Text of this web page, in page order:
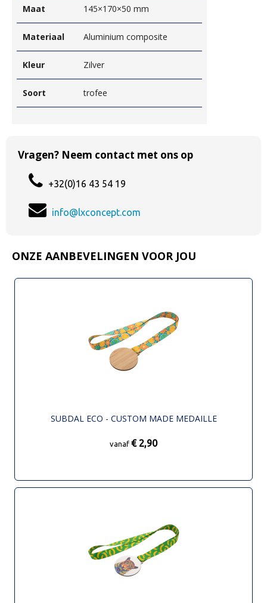
Maat 145×170×50 mm
Materiaal Aluminium composite
Kleur Zilver
Soort trofee
Vragen? Neem contact met ons op
+32(0)16 43 54 19
info@lxconcept.com
ONZE AANBEVELINGEN VOOR JOU
SUBDAL ECO - CUSTOM MADE MEDAILLE
vanaf € 2,90